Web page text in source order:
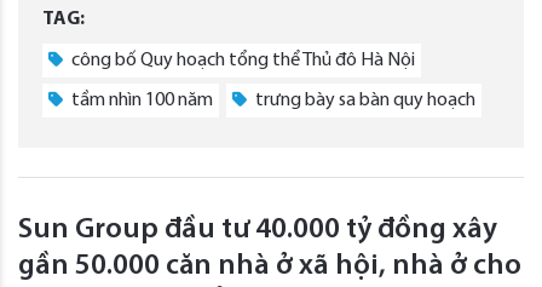
TAG:
công bố Quy hoạch tổng thể Thủ đô Hà Nội
tầm nhìn 100 năm trưng bày sa bàn quy hoạch
Sun Group đầu tư 40.000 tỷ đồng xây
gần 50.000 căn nhà ở xã hội, nhà ở cho